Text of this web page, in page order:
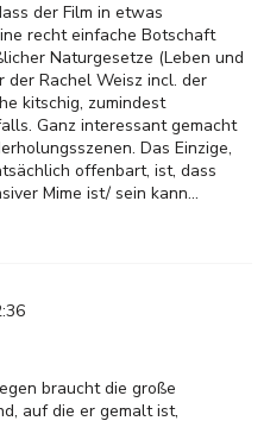
der Film in etwas
recht einfache Botschaft
Naturgesetze (Leben und
der Rachel Weisz incl. der
kitschig, zumindest
Ganz interessant gemacht
Das Einzige,
offenbart, ist, dass
Mime ist/ sein kann...
braucht die große
auf die er gemalt ist,